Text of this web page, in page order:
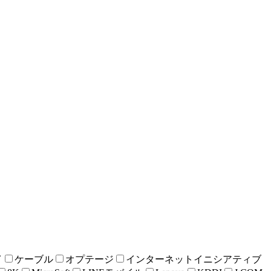
ケーブル オプテージ
インターネットイニシアティブ